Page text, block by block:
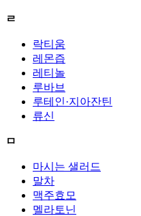
ㄹ
락티움
레몬즙
레티놀
루바브
루테인·지아잔틴
류신
ㅁ
마시는 샐러드
말차
맥주효모
멜라토닌